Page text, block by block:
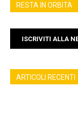
RESTA IN ORBITA
ISCRIVITI ALLA
ARTICOLI RECENTI